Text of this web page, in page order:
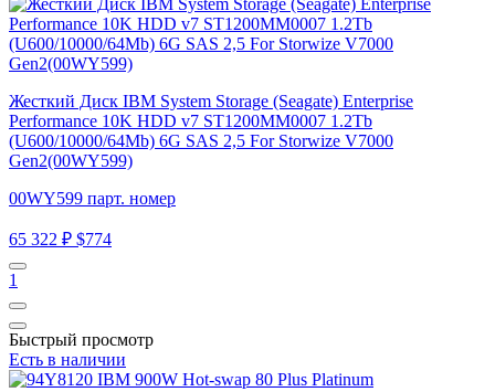
Жесткий Диск IBM System Storage (Seagate) Enterprise
Performance 10K HDD v7 ST1200MM0007 1.2Tb
(U600/10000/64Mb) 6G SAS 2,5 For Storwize V7000
Gen2(00WY599)
00WY599 парт. номер
65 322 ₽ $774
1
Быстрый просмотр
Есть в наличии